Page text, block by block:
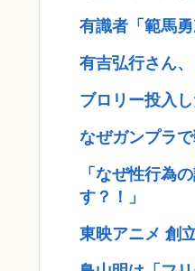
有識者「範馬
有吉弘行さん
ブロリー投入
なぜガンプラ
「なぜ性行為
す？！」
東映アニメ 創